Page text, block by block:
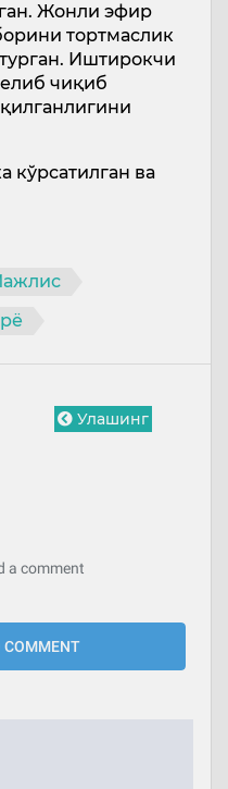
Жонли эфир
тортмаслик
Иштирокчи
чиқиб
кўрсатилган ва
Улашинг